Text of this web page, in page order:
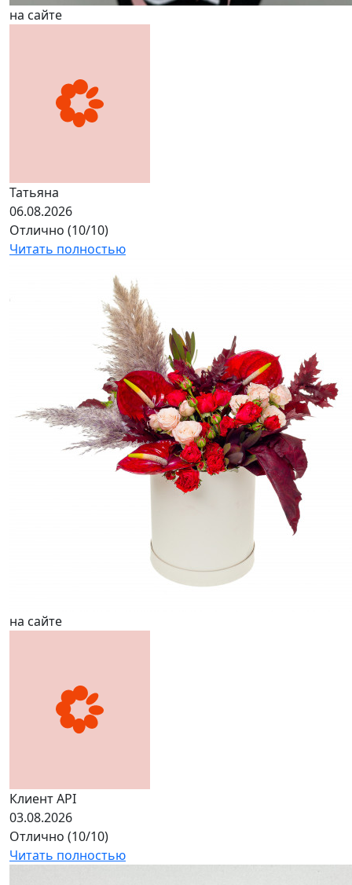
на сайте
Татьяна
06.08.2026
Отлично (10/10)
Читать полностью
на сайте
Клиент API
03.08.2026
Отлично (10/10)
Читать полностью